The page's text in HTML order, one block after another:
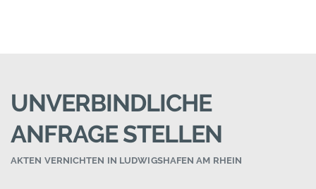
UNVERBINDLICHE
ANFRAGE STELLEN
AKTEN VERNICHTEN IN LUDWIGSHAFEN AM RHEIN